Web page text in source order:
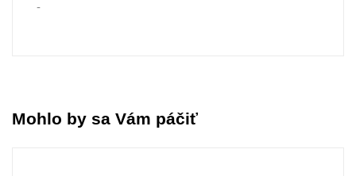
-
Mohlo by sa Vám páčiť